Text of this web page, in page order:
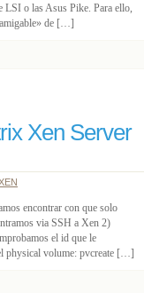
o las Asus Pike. Para ello,
de […]
Xen Server
encontrar con que solo
via SSH a Xen 2)
el id que le
physical volume: pvcreate […]